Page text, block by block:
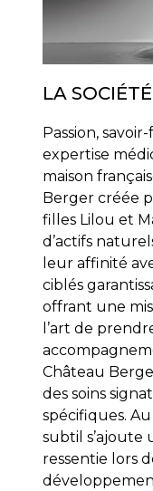
LA SOCIÉTÉ
Passion,
expertise
maison
Berger créée
filles Lilou et
d’actifs
leur affinité
ciblés
offrant une
l’art de
Château
des soins
spécifiques.
subtil s’ajoute
ressentie lors